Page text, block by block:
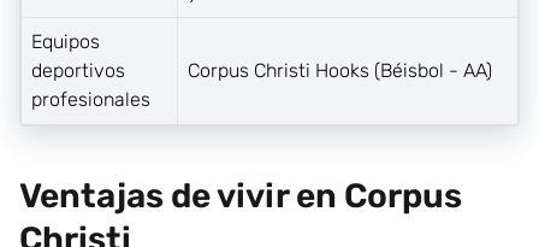
Equipos
deportivos
profesionales
Corpus Christi Hooks (Béisbol - AA)
Ventajas de vivir en Corpus